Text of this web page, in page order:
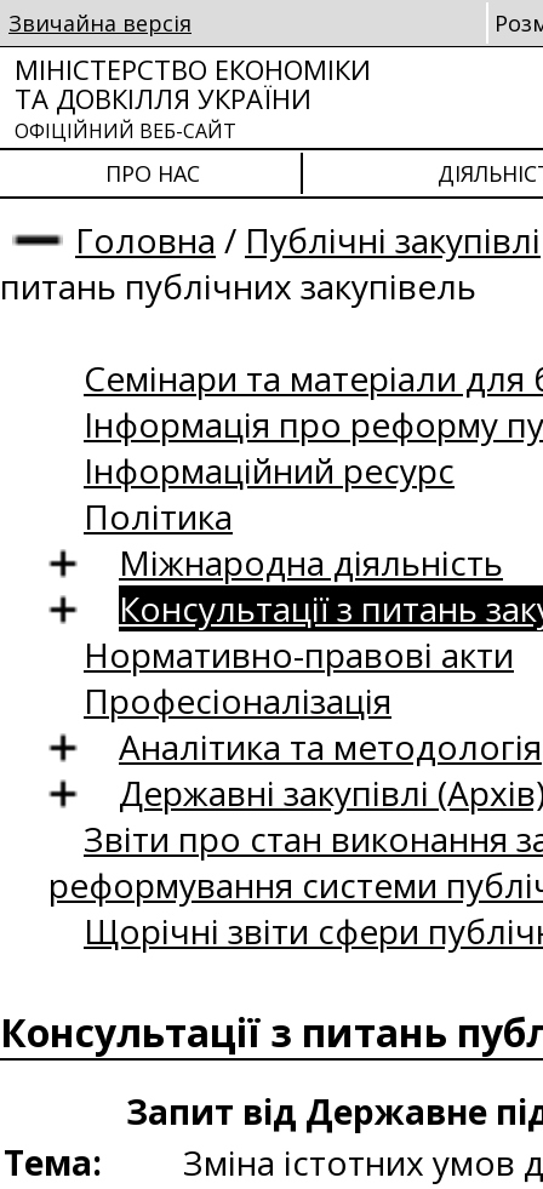
Звичайна версія
МІНІСТЕРСТВО ЕКОНОМІКИ
ТА ДОВКІЛЛЯ УКРАЇНИ
ОФІЦІЙНИЙ ВЕБ-САЙТ
ПРО НАС
Головна / Публічні закупівлі
питань публічних закупівель
Семінари та матеріали для
Інформація про реформу
Інформаційний ресурс
Політика
Міжнародна діяльність
Консультації з питань
Нормативно-правові акти
Професіоналізація
Аналітика та методологія
Державні закупівлі
Звіти про стан виконання
реформування системи
Щорічні звіти сфери
Консультації з питань
Запит від Державне
Тема:
Зміна істотних умов